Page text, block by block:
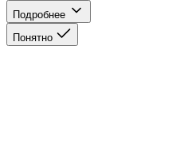
Подробнее
Понятно